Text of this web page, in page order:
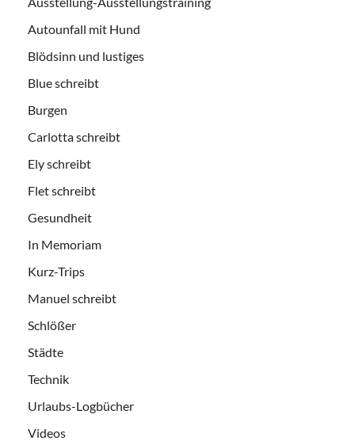
Autounfall mit Hund
Blödsinn und lustiges
Blue schreibt
Burgen
Carlotta schreibt
Ely schreibt
Flet schreibt
Gesundheit
In Memoriam
Kurz-Trips
Manuel schreibt
Schlößer
Städte
Technik
Urlaubs-Logbücher
Videos